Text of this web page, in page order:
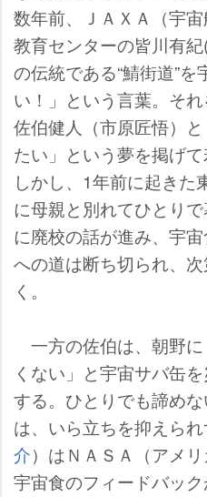
数年前、ＪＡＸＡ（宇
教育センターの皆川有
の伝統である“鯖街道”
い！」という言葉。そ
佐伯健人（市原匠悟）
たい」という夢を掲げて
しかし、1年前に起きた
に母親と別れてひとり
に廃校の話が進み、宇
への道は断ち切られ、
く。
一方の佐伯は、朝野
くない」と宇宙サバ缶
する。ひとりでも諦め
は、いら立ちを抑えら
介）はＮＡＳＡ（アメ
宇宙食のフィードバッ